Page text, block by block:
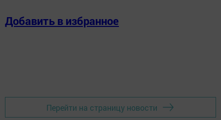
Добавить в избранное
Перейти на страницу новости